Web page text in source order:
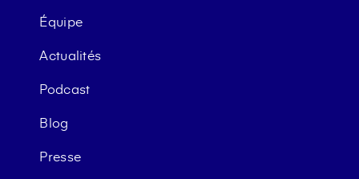
Équipe
Actualités
Podcast
Blog
Presse